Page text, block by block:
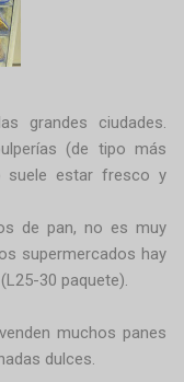
grandes ciudades.
(de tipo más
suele estar fresco y
de pan, no es muy
supermercados hay
30 paquete).
muchos panes
dulces.